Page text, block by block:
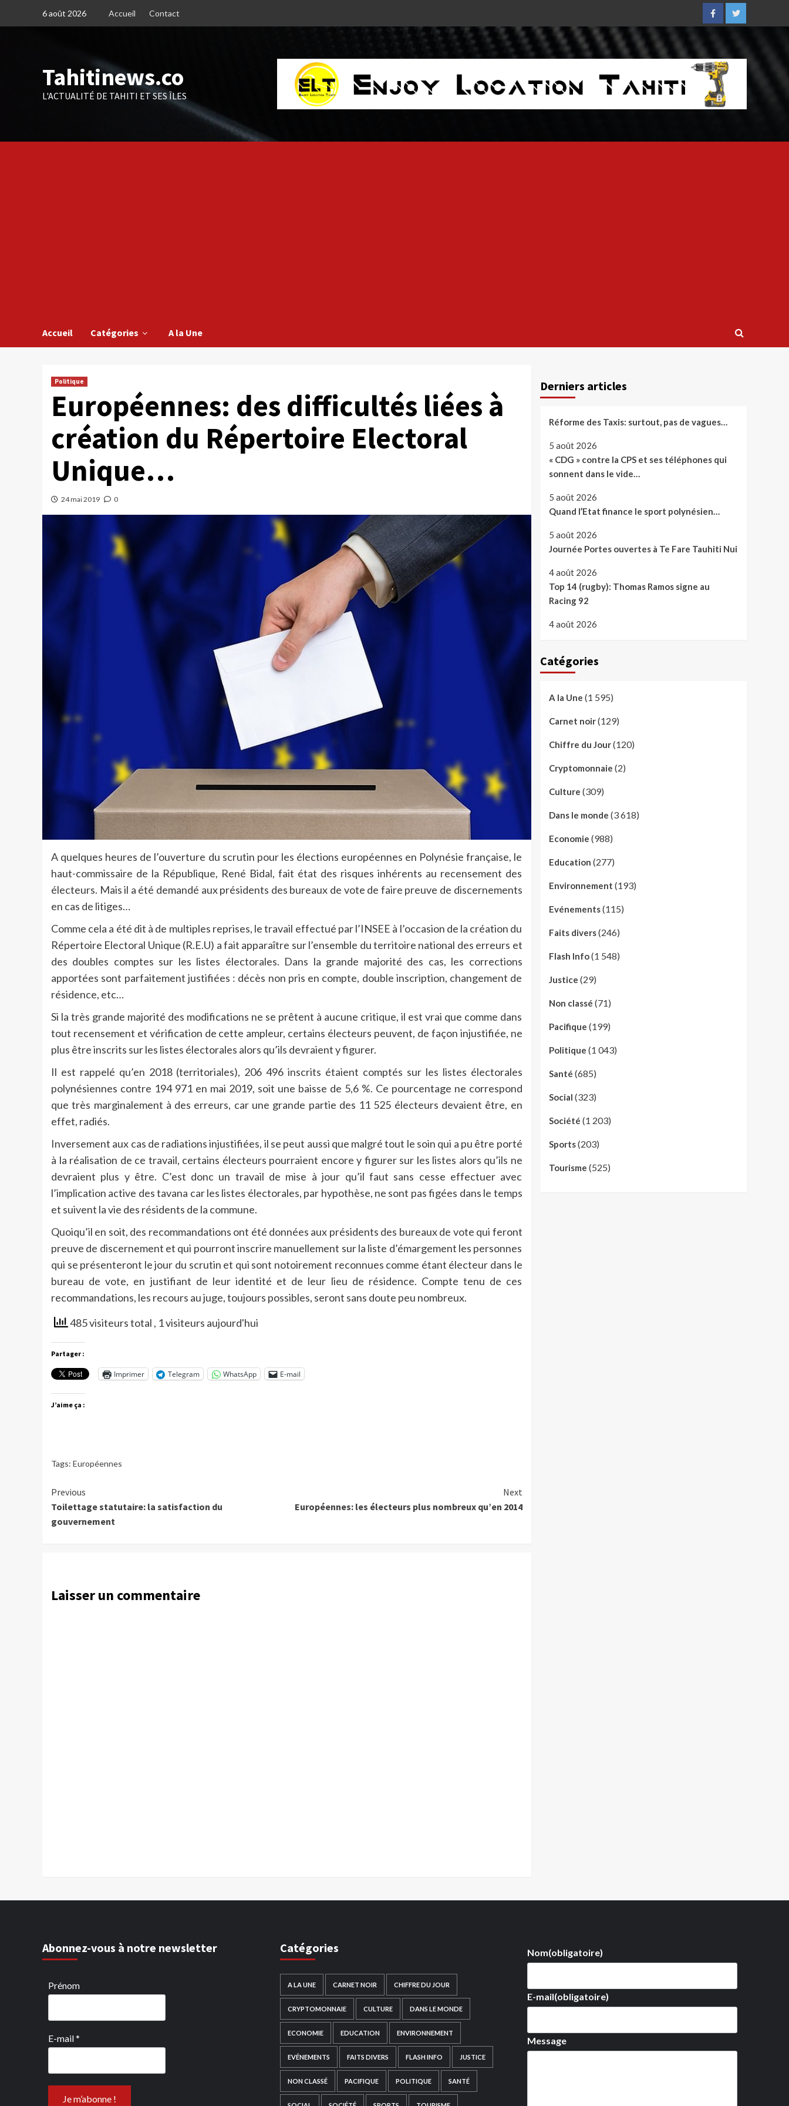
6 août 2026 Accueil Contact
FacebookTwitter
Tahitinews.co
L'ACTUALITÉ DE TAHITI ET SES ÎLES
Accueil Catégories A la Une
Politique
Européennes: des difficultés liées à
création du Répertoire Electoral
Unique…
24 mai 2019 0
A quelques heures de l’ouverture du scrutin pour les élections européennes en Polynésie française, le
haut-commissaire de la République, René Bidal, fait état des risques inhérents au recensement des
électeurs. Mais il a été demandé aux présidents des bureaux de vote de faire preuve de discernements
en cas de litiges…
Comme cela a été dit à de multiples reprises, le travail effectué par l’INSEE à l’occasion de la création du
Répertoire Electoral Unique (R.E.U) a fait apparaître sur l’ensemble du territoire national des erreurs et
des doubles comptes sur les listes électorales. Dans la grande majorité des cas, les corrections
apportées sont parfaitement justifiées : décès non pris en compte, double inscription, changement de
résidence, etc…
Si la très grande majorité des modifications ne se prêtent à aucune critique, il est vrai que comme dans
tout recensement et vérification de cette ampleur, certains électeurs peuvent, de façon injustifiée, ne
plus être inscrits sur les listes électorales alors qu’ils devraient y figurer.
Il est rappelé qu’en 2018 (territoriales), 206 496 inscrits étaient comptés sur les listes électorales
polynésiennes contre 194 971 en mai 2019, soit une baisse de 5,6 %. Ce pourcentage ne correspond
que très marginalement à des erreurs, car une grande partie des 11 525 électeurs devaient être, en
effet, radiés.
Inversement aux cas de radiations injustifiées, il se peut aussi que malgré tout le soin qui a pu être porté
à la réalisation de ce travail, certains électeurs pourraient encore y figurer sur les listes alors qu’ils ne
devraient plus y être. C’est donc un travail de mise à jour qu’il faut sans cesse effectuer avec
l’implication active des tavana car les listes électorales, par hypothèse, ne sont pas figées dans le temps
et suivent la vie des résidents de la commune.
Quoiqu’il en soit, des recommandations ont été données aux présidents des bureaux de vote qui feront
preuve de discernement et qui pourront inscrire manuellement sur la liste d’émargement les personnes
qui se présenteront le jour du scrutin et qui sont notoirement reconnues comme étant électeur dans le
bureau de vote, en justifiant de leur identité et de leur lieu de résidence. Compte tenu de ces
recommandations, les recours au juge, toujours possibles, seront sans doute peu nombreux.
485 visiteurs total , 1 visiteurs aujourd'hui
Partager :
Imprimer Telegram WhatsApp E-mail
J’aime ça :
Tags: Européennes
Continue
Reading
Previous
Toilettage statutaire: la satisfaction du
gouvernement
Next
Européennes: les électeurs plus nombreux qu’en 2014
Laisser un commentaire
Derniers articles
Réforme des Taxis: surtout, pas de vagues…
5 août 2026
« CDG » contre la CPS et ses téléphones qui
sonnent dans le vide…
5 août 2026
Quand l’Etat finance le sport polynésien…
5 août 2026
Journée Portes ouvertes à Te Fare Tauhiti Nui
4 août 2026
Top 14 (rugby): Thomas Ramos signe au
Racing 92
4 août 2026
Catégories
A la Une (1 595)
Carnet noir(129)
Chiffre du Jour(120)
Cryptomonnaie (2)
Culture (309)
Dans le monde (3 618)
Economie (988)
Education (277)
Environnement (193)
Evénements(115)
Faits divers(246)
Flash Info(1 548)
Justice (29)
Non classé (71)
Pacifique (199)
Politique (1 043)
Santé (685)
Social (323)
Société (1 203)
Sports(203)
Tourisme (525)
Abonnez-vous à notre newsletter
Prénom
E-mail*
Catégories
A LA UNE CARNET NOIR CHIFFRE DU JOUR
CRYPTOMONNAIE CULTURE DANS LE MONDE
ECONOMIE EDUCATION ENVIRONNEMENT
EVÉNEMENTS FAITS DIVERS FLASH INFO JUSTICE
NON CLASSÉ PACIFIQUE POLITIQUE SANTÉ
Nom(obligatoire)
E-mail(obligatoire)
Message